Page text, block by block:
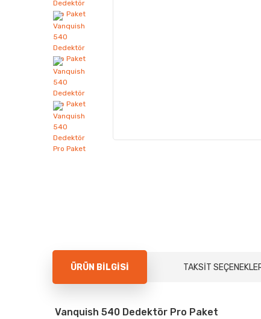
ÜRÜN BILGISI TAKSIT
Vanquish 540 Dedektör Pro Paket